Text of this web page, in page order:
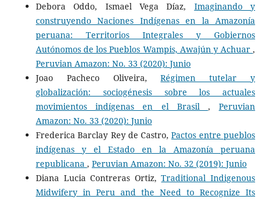
Debora Oddo, Ismael Vega Díaz, Imaginando y
construyendo Naciones Indígenas en la Amazonía
peruana: Territorios Integrales y Gobiernos
Autónomos de los Pueblos Wampis, Awajún y Achuar,
Peruvian Amazon: No. 33 (2020): Junio
Joao Pacheco Oliveira,Régimen tutelar y
globalización: sociogénesis sobre los actuales
movimientos indígenas en el Brasil ,Peruvian
Amazon: No. 33 (2020): Junio
Frederica Barclay Rey de Castro,Pactos entre pueblos
indígenas y el Estado en la Amazonía peruana
republicana , Peruvian Amazon: No. 32 (2019): Junio
Diana Lucia Contreras Ortiz,Traditional Indigenous
Midwifery in Peru and the Need to Recognize Its